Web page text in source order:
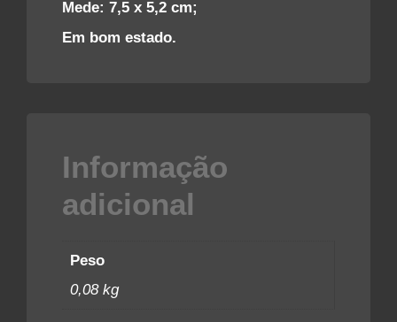
Mede: 7,5 x 5,2 cm;
Em bom estado.
Informação
adicional
Peso
0,08 kg